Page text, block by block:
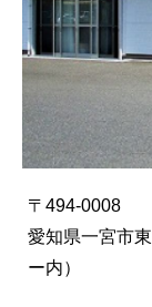
〒494-0008
愛知県一宮市
ー内）